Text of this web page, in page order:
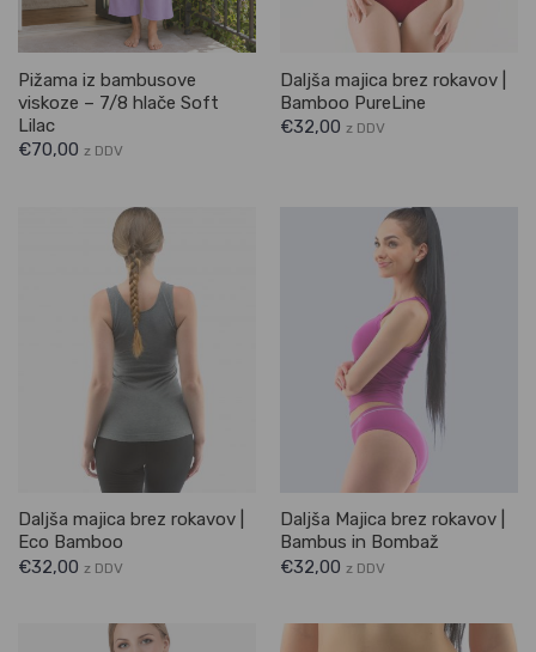
Pižama iz bambusove
viskoze – 7/8 hlače Soft
Lilac
€70,00 z DDV
Daljša majica brez rokavov |
Bamboo PureLine
€32,00 z DDV
Daljša majica brez rokavov |
Eco Bamboo
€32,00 z DDV
Daljša Majica brez rokavov |
Bambus in Bombaž
€32,00 z DDV